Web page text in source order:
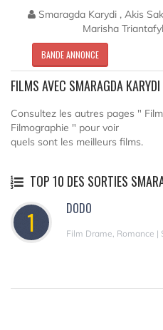
Smaragda Karydi , Akis
Marisha
BANDE ANNONCE
FILMS AVEC SMARAGDA
Consultez les autres pages "
Filmographie " pour voir
quels sont les meilleurs films.
TOP 10 DES SORTIES
1 DODO
Film Drame, Romance |